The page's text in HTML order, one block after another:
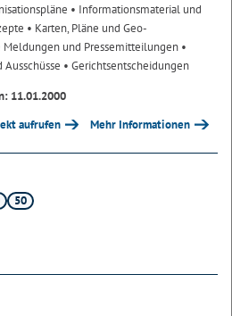
• Informationsmaterial und
• Karten, Pläne und Geo-
Meldungen und Pressemitteilungen •
• Gerichtsentscheidungen
11.01.2000
aufrufen Mehr Informationen
50